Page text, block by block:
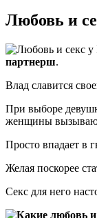
Любовь и
партнерш.
Влад славится
При выборе
женщины вызывают
Просто впадает в
Желая поскорее
Секс для него